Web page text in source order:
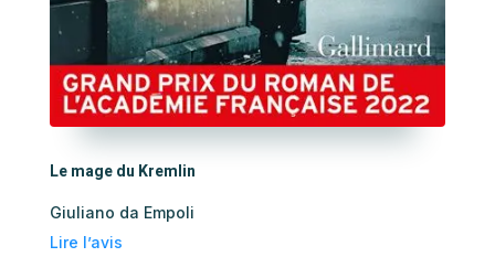
Le mage du Kremlin
Giuliano da Empoli
Lire l’avis